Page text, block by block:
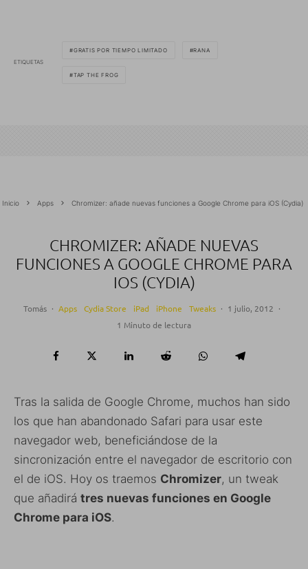
ETIQUETAS
GRATIS POR TIEMPO LIMITADO RANA
TAP THE FROG
Inicio Apps Chromizer: añade nuevas funciones a Google Chrome para iOS (Cydia)
CHROMIZER: AÑADE NUEVAS
FUNCIONES A GOOGLE CHROME PARA
IOS (CYDIA)
Tomás · Apps Cydia Store iPad iPhone Tweaks · 1 julio, 2012 ·
1 Minuto de lectura
Tras la salida de Google Chrome, muchos han sido
los que han abandonado Safari para usar este
navegador web, beneficiándose de la
sincronización entre el navegador de escritorio con
el de iOS. Hoy os traemos Chromizer, un tweak
que añadirá tres nuevas funciones en Google
Chrome para iOS.